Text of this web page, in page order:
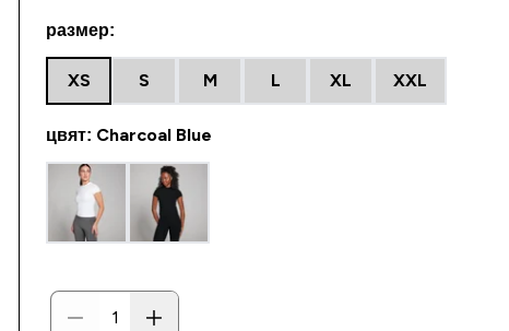
размер:
XS S M L XL XXL
цвят: Charcoal Blue